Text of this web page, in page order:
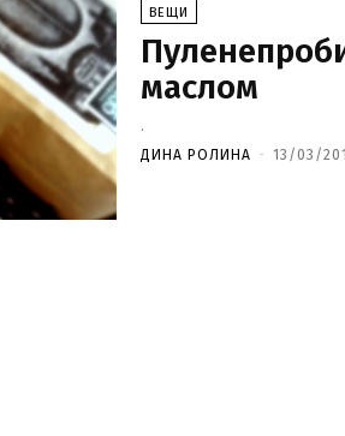
ВЕЩИ
маслом
.
ДИНА РОЛИНА - 13/03/